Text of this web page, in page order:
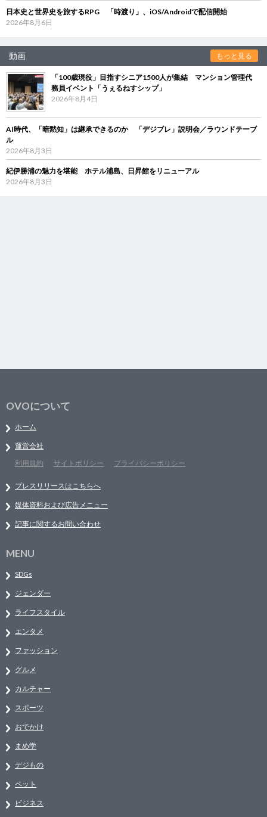
日本史と世界史を旅するRPG 「時渡り」、iOS/Androidで配信開始
2026年8月6日
動画 もっと見る
「100歳現役」目指すシニア1500人が集結 マンション管理代
務員イベント「うぇるねすシップ」
2026年8月4日
AI時代、「暗黙知」は継承できるのか 「デジブレ」説明会／ラウンドテーブ
ル
2026年8月3日
紀伊勝浦の魅力を堪能 ホテル浦島、日昇館をリニューアル
2026年8月3日
OVOについて
ホーム
運営会社
利用規約
サイトポリシー プライバシーポリシー
プレスリリースはこちらへ
媒体資料および広告メニュー
記事に関するお問い合わせ
MENU
SDGs
ジェンダー
ライフスタイル
エンタメ
ファッション
グルメ
カルチャー
スポーツ
おでかけ
まめ学
デジもの
ペット
ビジネス